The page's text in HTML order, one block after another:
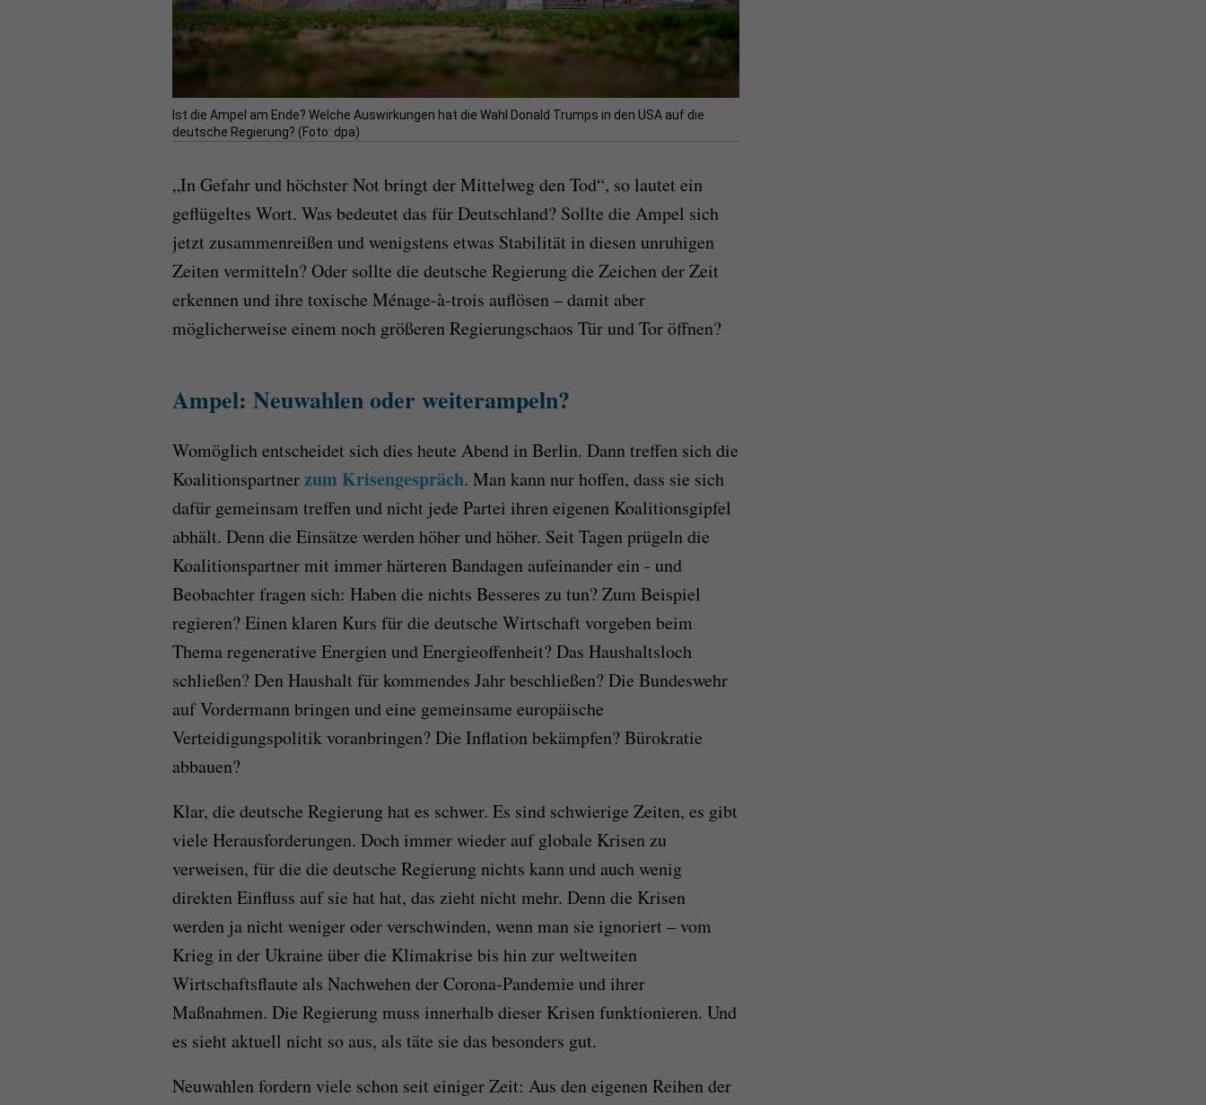
Ist die Ampel am Ende? Welche Auswirkungen hat die Wahl Donald Trumps in den USA auf die
deutsche Regierung? (Foto: dpa)
„In Gefahr und höchster Not bringt der Mittelweg den Tod“, so lautet ein
geflügeltes Wort. Was bedeutet das für Deutschland? Sollte die Ampel sich
jetzt zusammenreißen und wenigstens etwas Stabilität in diesen unruhigen
Zeiten vermitteln? Oder sollte die deutsche Regierung die Zeichen der Zeit
erkennen und ihre toxische Ménage-à-trois auflösen – damit aber
möglicherweise einem noch größeren Regierungschaos Tür und Tor öffnen?
Ampel: Neuwahlen oder weiterampeln?
Womöglich entscheidet sich dies heute Abend in Berlin. Dann treffen sich die
Koalitionspartnerzum Krisengespräch. Man kann nur hoffen, dass sie sich
dafür gemeinsam treffen und nicht jede Partei ihren eigenen Koalitionsgipfel
abhält. Denn die Einsätze werden höher und höher. Seit Tagen prügeln die
Koalitionspartner mit immer härteren Bandagen aufeinander ein - und
Beobachter fragen sich: Haben die nichts Besseres zu tun? Zum Beispiel
regieren? Einen klaren Kurs für die deutsche Wirtschaft vorgeben beim
Thema regenerative Energien und Energieoffenheit? Das Haushaltsloch
schließen? Den Haushalt für kommendes Jahr beschließen? Die Bundeswehr
auf Vordermann bringen und eine gemeinsame europäische
Verteidigungspolitik voranbringen? Die Inflation bekämpfen? Bürokratie
abbauen?
Klar, die deutsche Regierung hat es schwer. Es sind schwierige Zeiten, es gibt
viele Herausforderungen. Doch immer wieder auf globale Krisen zu
verweisen, für die die deutsche Regierung nichts kann und auch wenig
direkten Einfluss auf sie hat hat, das zieht nicht mehr. Denn die Krisen
werden ja nicht weniger oder verschwinden, wenn man sie ignoriert – vom
Krieg in der Ukraine über die Klimakrise bis hin zur weltweiten
Wirtschaftsflaute als Nachwehen der Corona-Pandemie und ihrer
Maßnahmen. Die Regierung muss innerhalb dieser Krisen funktionieren. Und
es sieht aktuell nicht so aus, als täte sie das besonders gut.
Neuwahlen fordern viele schon seit einiger Zeit: Aus den eigenen Reihen der